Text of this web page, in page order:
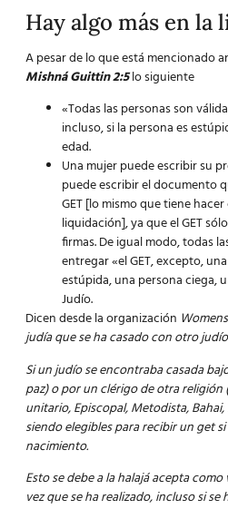
Hay algo más en la
A pesar de lo que está mencionado
Mishná Guittin 2:5lo siguiente
«Todas las personas son
incluso, si la persona es
edad.
Una mujer puede escribir su
puede escribir el documento
GET [lo mismo que tiene
liquidación], ya que el GET
firmas. De igual modo, todas
entregar «el GET, excepto,
estúpida, una persona ciega,
Judío.
Dicen desde la organización
judía que se ha casado con otro
Si un judío se encontraba casada
paz) o por un clérigo de otra
unitario, Episcopal, Metodista,
siendo elegibles para recibir un get
nacimiento.
Esto se debe a la halajá acepta
vez que se ha realizado, incluso si